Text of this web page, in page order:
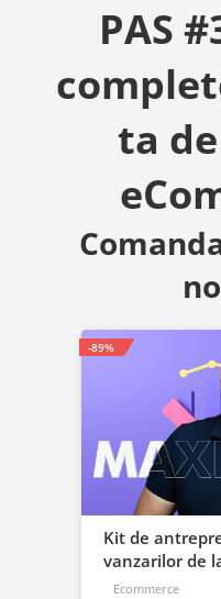
PAS
ta
Kit de
vanzarilor de
Ecommerce
-89%